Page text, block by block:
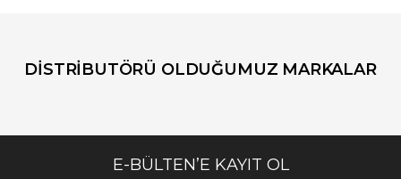
DİSTRİBUTÖRÜ OLDUĞUMUZ MARKALAR
E-BÜLTEN’E KAYIT OL